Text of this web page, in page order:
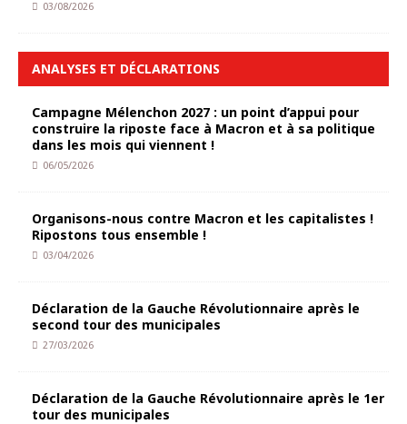
03/08/2026
ANALYSES ET DÉCLARATIONS
Campagne Mélenchon 2027 : un point d’appui pour
construire la riposte face à Macron et à sa politique
dans les mois qui viennent !
06/05/2026
Organisons-nous contre Macron et les capitalistes !
Ripostons tous ensemble !
03/04/2026
Déclaration de la Gauche Révolutionnaire après le
second tour des municipales
27/03/2026
Déclaration de la Gauche Révolutionnaire après le 1er
tour des municipales